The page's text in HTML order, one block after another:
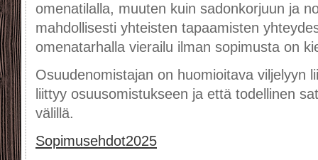
omenatilalla, muuten kuin sadonkorjuun ja
mahdollisesti yhteisten tapaamisten
omenatarhalla vierailu ilman sopimusta on
Osuudenomistajan on huomioitava viljelyyn
liittyy osuusomistukseen ja että todellinen
välillä.
Sopimusehdot2025